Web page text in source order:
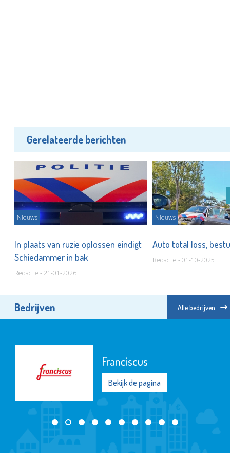
Gerelateerde berichten
Nieuws
In plaats van ruzie oplossen eindigt
Schiedammer in bak
Redactie - 21-01-2026
Nieuws
Auto total loss,
Redactie - 01-10-2025
Bedrijven Alle bedrijven
Franciscus
Bekijk de pagina